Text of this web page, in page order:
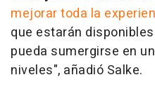
mejorar toda la
que estarán
pueda sumergirse en
niveles", añadió Salke.